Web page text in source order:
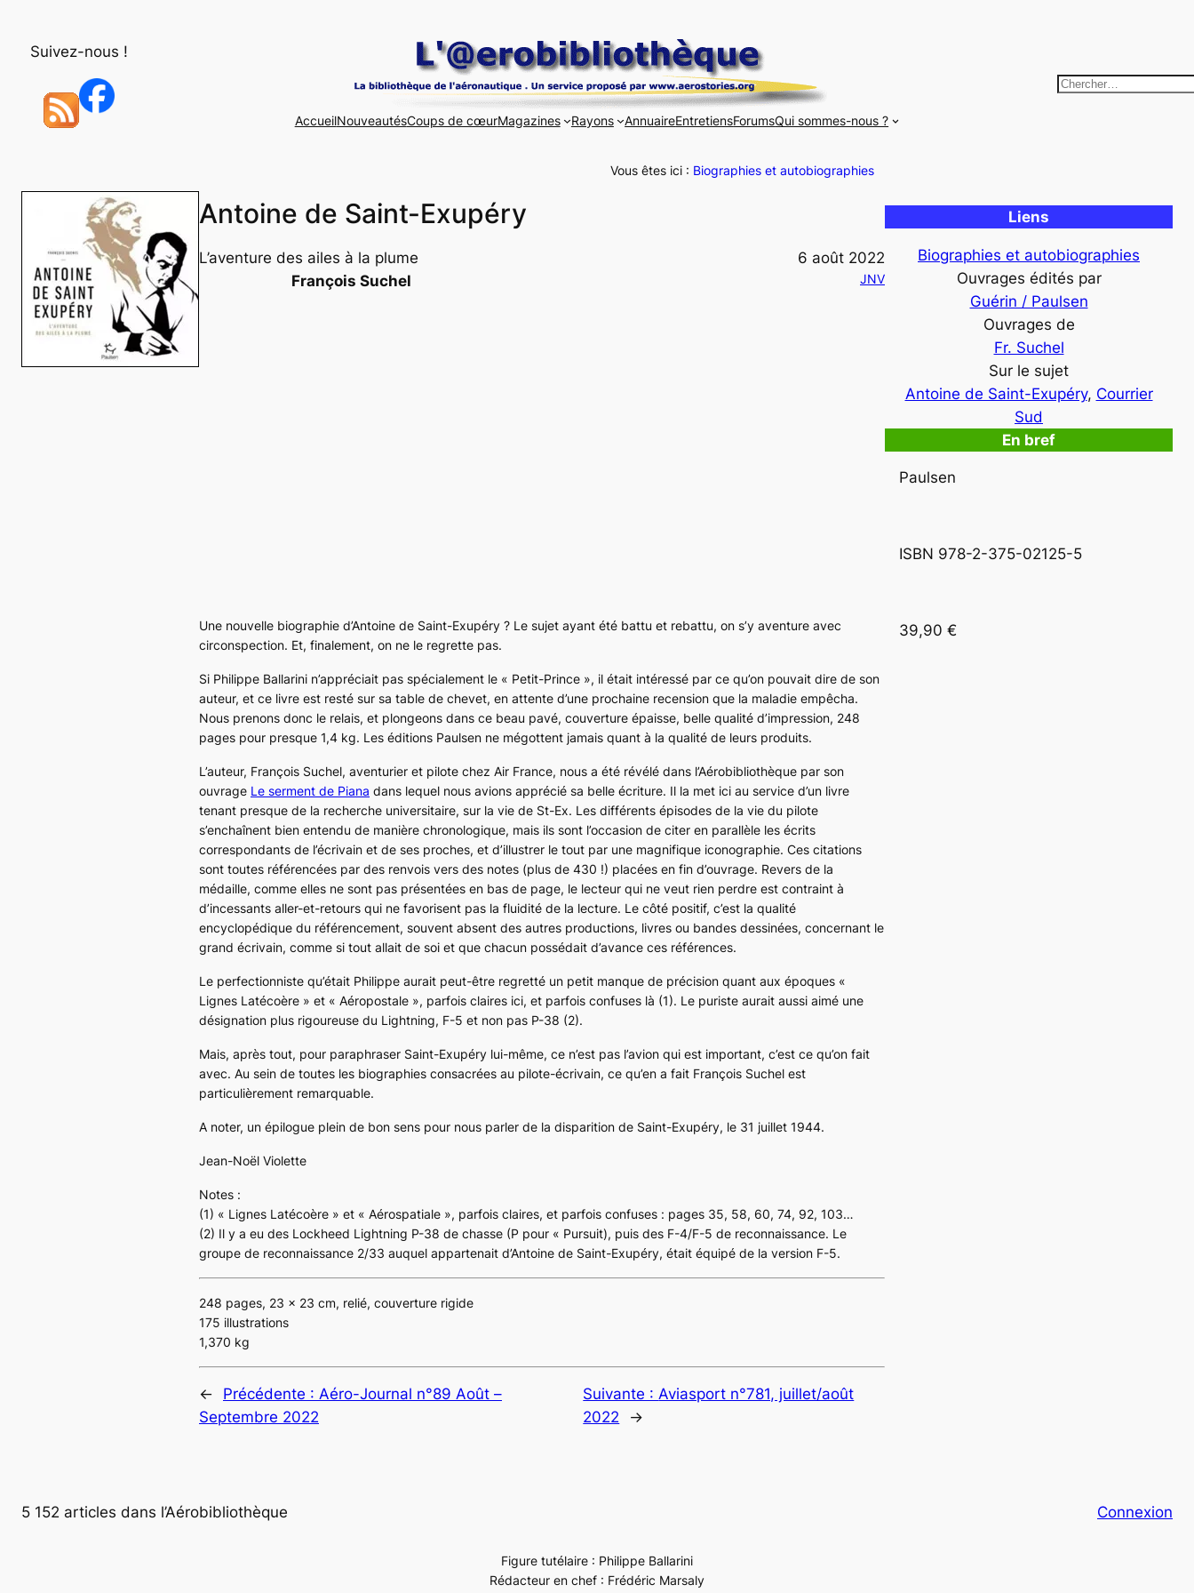
Suivez-nous !
AccueilNouveautésCoups de cœurMagazines Rayons AnnuaireEntretiensForumsQui sommes-nous ?
R
r
c
h
Vous êtes ici : Biographies et autobiographies
Antoine de Saint-Exupéry
L’aventure des ailes à la plume
François Suchel
6 août 2022
JNV
Une nouvelle biographie d’Antoine de Saint-Exupéry ? Le sujet ayant été battu et rebattu, on s’y aventure avec
circonspection. Et, finalement, on ne le regrette pas.
Si Philippe Ballarini n’appréciait pas spécialement le « Petit-Prince », il était intéressé par ce qu’on pouvait dire de son
auteur, et ce livre est resté sur sa table de chevet, en attente d’une prochaine recension que la maladie empêcha.
Nous prenons donc le relais, et plongeons dans ce beau pavé, couverture épaisse, belle qualité d’impression, 248
pages pour presque 1,4 kg. Les éditions Paulsen ne mégottent jamais quant à la qualité de leurs produits.
L’auteur, François Suchel, aventurier et pilote chez Air France, nous a été révélé dans l’Aérobibliothèque par son
ouvrage Le serment de Piana dans lequel nous avions apprécié sa belle écriture. Il la met ici au service d’un livre
tenant presque de la recherche universitaire, sur la vie de St-Ex. Les différents épisodes de la vie du pilote
s’enchaînent bien entendu de manière chronologique, mais ils sont l’occasion de citer en parallèle les écrits
correspondants de l’écrivain et de ses proches, et d’illustrer le tout par une magnifique iconographie. Ces citations
sont toutes référencées par des renvois vers des notes (plus de 430 !) placées en fin d’ouvrage. Revers de la
médaille, comme elles ne sont pas présentées en bas de page, le lecteur qui ne veut rien perdre est contraint à
d’incessants aller-et-retours qui ne favorisent pas la fluidité de la lecture. Le côté positif, c’est la qualité
encyclopédique du référencement, souvent absent des autres productions, livres ou bandes dessinées, concernant le
grand écrivain, comme si tout allait de soi et que chacun possédait d’avance ces références.
Le perfectionniste qu’était Philippe aurait peut-être regretté un petit manque de précision quant aux époques «
Lignes Latécoère » et « Aéropostale », parfois claires ici, et parfois confuses là (1). Le puriste aurait aussi aimé une
désignation plus rigoureuse du Lightning, F-5 et non pas P-38 (2).
Mais, après tout, pour paraphraser Saint-Exupéry lui-même, ce n’est pas l’avion qui est important, c’est ce qu’on fait
avec. Au sein de toutes les biographies consacrées au pilote-écrivain, ce qu’en a fait François Suchel est
particulièrement remarquable.
A noter, un épilogue plein de bon sens pour nous parler de la disparition de Saint-Exupéry, le 31 juillet 1944.
Jean-Noël Violette
Notes :
(1) « Lignes Latécoère » et « Aérospatiale », parfois claires, et parfois confuses : pages 35, 58, 60, 74, 92, 103…
(2) Il y a eu des Lockheed Lightning P-38 de chasse (P pour « Pursuit), puis des F-4/F-5 de reconnaissance. Le
groupe de reconnaissance 2/33 auquel appartenait d’Antoine de Saint-Exupéry, était équipé de la version F-5.
248 pages, 23 x 23 cm, relié, couverture rigide
175 illustrations
1,370 kg
← Précédente : Aéro-Journal n°89 Août –
Septembre 2022
Suivante : Aviasport n°781, juillet/août
2022
→
Liens
Biographies et autobiographies
Ouvrages édités par
Guérin / Paulsen
Ouvrages de
Fr. Suchel
Sur le sujet
Antoine de Saint-Exupéry, Courrier
Sud
En bref
Paulsen
ISBN 978-2-375-02125-5
39,90 €
5 152 articles dans l’Aérobibliothèque Connexion
Figure tutélaire : Philippe Ballarini
Rédacteur en chef : Frédéric Marsaly